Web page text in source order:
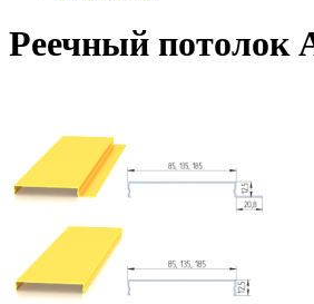
Реечный